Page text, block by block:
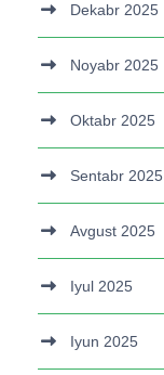
Dekabr 2025
Noyabr 2025
Oktabr 2025
Sentabr 2025
Avgust 2025
Iyul 2025
Iyun 2025